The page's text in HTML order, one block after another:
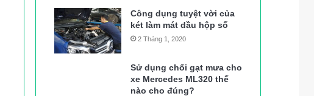
Công dụng tuyệt vời của
két làm mát dầu hộp số
2 Tháng 1, 2020
Sử dụng chổi gạt mưa cho
xe Mercedes ML320 thế
nào cho đúng?